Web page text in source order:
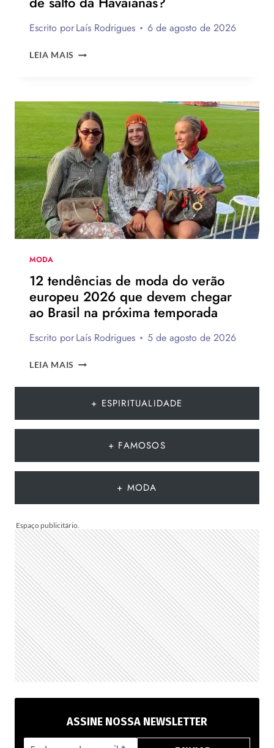
Escrito porLaís Rodrigues 6 de agosto de 2026
LEIA MAIS ENQUETE:
NOVO
CHINELO
DE
SALTO
DA
HAVAIANAS?
MODA
12 tendências de moda do verão
europeu 2026 que devem chegar
ao Brasil na próxima temporada
Escrito porLaís Rodrigues 5 de agosto de 2026
LEIA MAIS
DE
MODA
QUE
AO
NA
PRÓXIMA
TEMPORADA
+ ESPIRITUALIDADE
+ FAMOSOS
+ MODA
ASSINE NOSSA NEWSLETTER